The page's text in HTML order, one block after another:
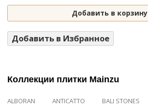
Добавить в корзину
Добавить в Избранное
Коллекции плитки Mainzu
ALBORAN ANTICATTO BALI STONES